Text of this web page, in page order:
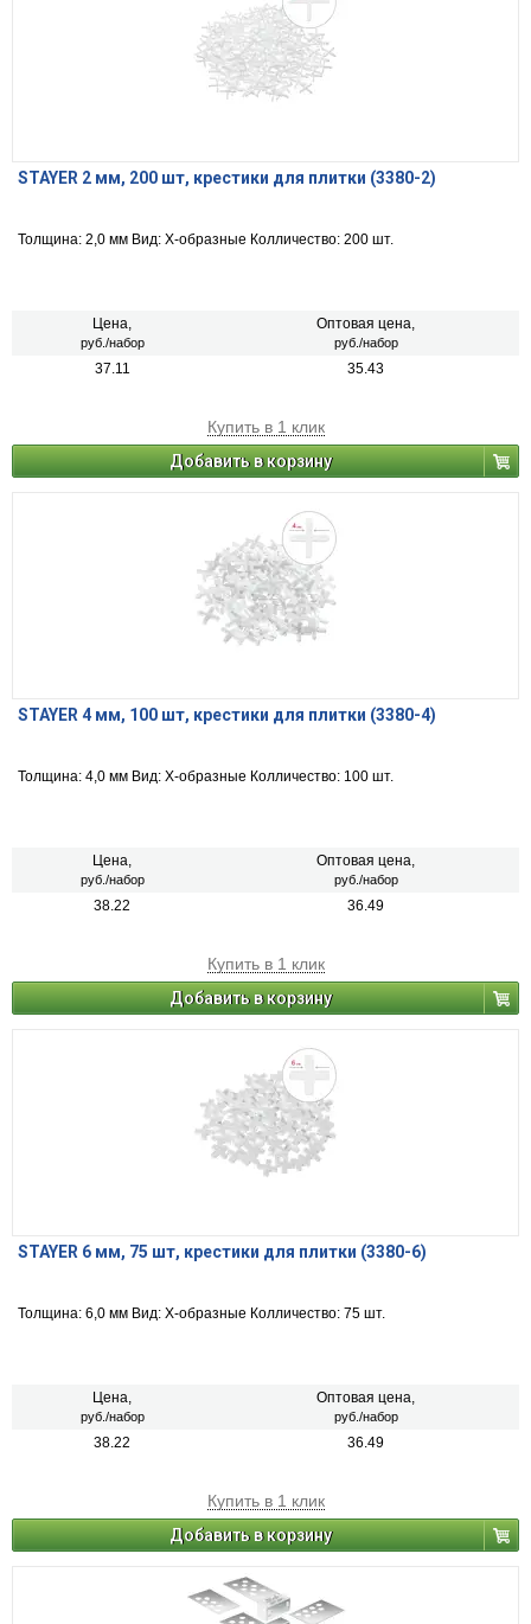
STAYER 2 мм, 200 шт, крестики для плитки (3380-2)
Толщина: 2,0 мм Вид: Х-образные Колличество: 200 шт.
Цена,
руб./набор
Оптовая цена,
руб./набор
37.11 35.43
Купить в 1 клик
Добавить в корзину
STAYER 4 мм, 100 шт, крестики для плитки (3380-4)
Толщина: 4,0 мм Вид: Х-образные Колличество: 100 шт.
Цена,
руб./набор
Оптовая цена,
руб./набор
38.22 36.49
Купить в 1 клик
Добавить в корзину
STAYER 6 мм, 75 шт, крестики для плитки (3380-6)
Толщина: 6,0 мм Вид: Х-образные Колличество: 75 шт.
Цена,
руб./набор
Оптовая цена,
руб./набор
38.22 36.49
Купить в 1 клик
Добавить в корзину